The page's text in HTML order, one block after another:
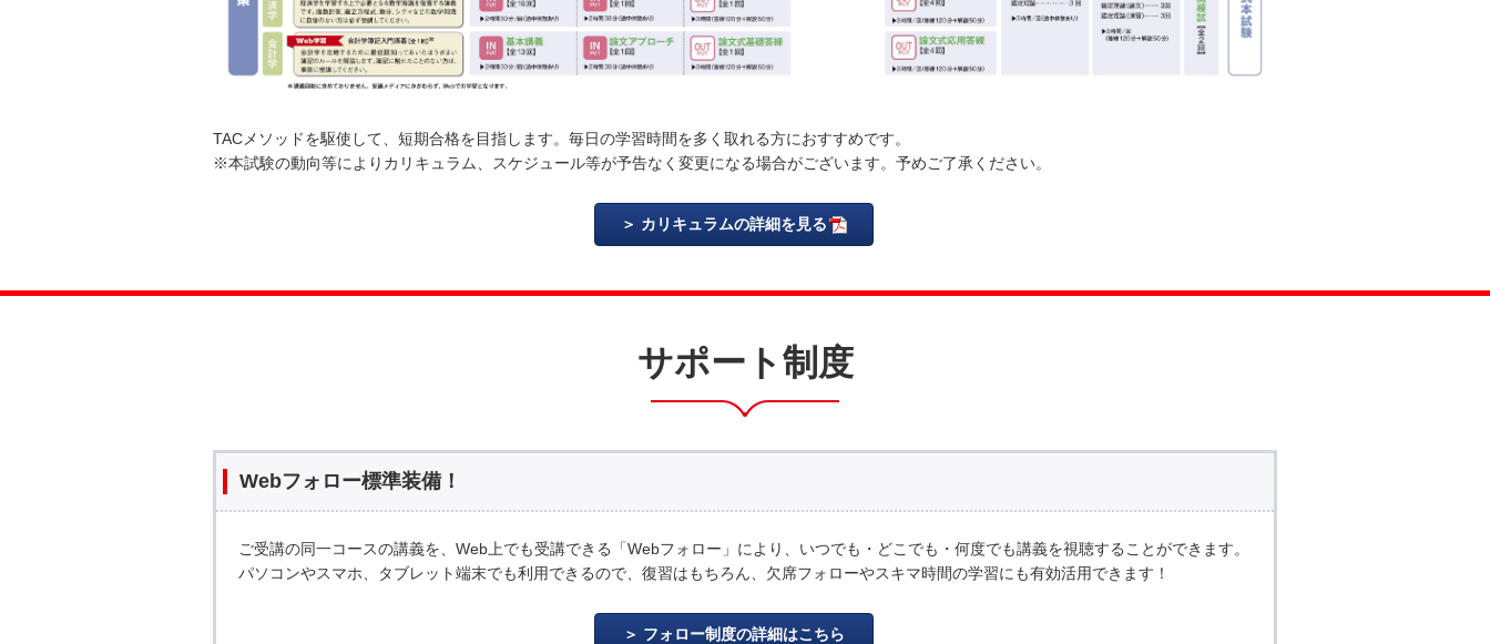
TACメソッドを駆使して、短期合格を目指します。毎日の学習時間を多く取れる方におすすめです。
※本試験の動向等によりカリキュラム、スケジュール等が予告なく変更になる場合がございます。予めご了承ください。
カリキュラムの詳細を見る
サポート制度
Webフォロー標準装備！
ご受講の同一コースの講義を、Web上でも受講できる「Webフォロー」により、いつでも・どこでも・何度でも講義を視聴することができます。
パソコンやスマホ、タブレット端末でも利用できるので、復習はもちろん、欠席フォローやスキマ時間の学習にも有効活用できます！
フォロー制度の詳細はこちら